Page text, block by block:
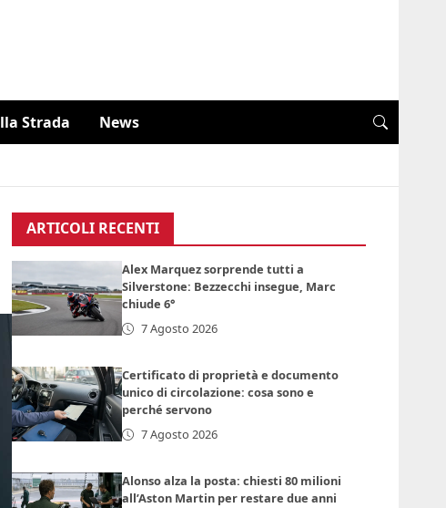
Strada News
ARTICOLI RECENTI
Alex Marquez sorprende tutti a
Silverstone: Bezzecchi insegue, Marc
chiude 6°
7 Agosto 2026
Certificato di proprietà e documento
unico di circolazione: cosa sono e
perché servono
7 Agosto 2026
Alonso alza la posta: chiesti 80 milioni
all’Aston Martin per restare due anni